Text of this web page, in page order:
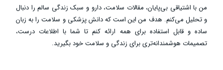
من با اشتیاقی بی‌پایان، مقالات سلامت، دارو و سبک زندگی سالم را دنبال
و تحلیل می‌کنم. هدف من این است که دانش پزشکی و سلامت را به زبان
ساده و قابل استفاده برای همه ارائه کنم تا شما با اطلاعات درست،
تصمیمات هوشمندانه‌تری برای زندگی و سلامت خود بگیرید.